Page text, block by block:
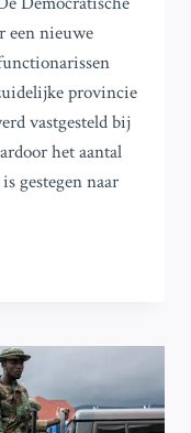
een nieuwe
provincie
vastgesteld bij
het aantal
gestegen naar